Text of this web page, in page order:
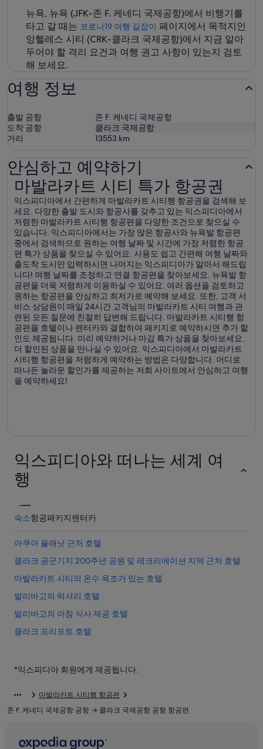
뉴욕, 뉴욕 (JFK-존 F. 케네디 국제공항)에서 비행기를
타고 갈 때는 코로나19 여행 길잡이 페이지에서 목적지인
앙헬레스 시티 (CRK-클라크 국제공항)에서 지금 알아
두어야 할 격리 요건과 여행 권고 사항이 있는지 검토
해 보세요.
여행 정보
출발 공항
존 F. 케네디 국제공항
도착 공항
클라크 국제공항
거리
13553 km
안심하고 예약하기
마발라카트 시티 특가 항공권
익스피디아에서 간편하게 마발라카트 시티행 항공권을 검색해 보
세요. 다양한 출발 도시와 항공사를 갖추고 있는 익스피디아에서
저렴한 마발라카트 시티행 항공편을 다양한 조건으로 찾으실 수
있습니다. 익스피디아에서는 가장 많은 항공사와 뉴욕발 항공편
중에서 검색하므로 원하는 여행 날짜 및 시간에 가장 저렴한 항공
편 특가 상품을 찾으실 수 있어요. 사용도 쉽고 간편해 여행 날짜와
출도착 도시만 입력하시면 나머지는 익스피디아가 알아서 해드립
니다! 여행 날짜를 조정하고 연결 항공편을 찾아보세요. 뉴욕발 항
공편을 더욱 저렴하게 이용하실 수 있어요. 여러 옵션을 검토하고
원하는 항공편을 안심하고 최저가로 예약해 보세요. 또한, 고객 서
비스 상담원이 매일 24시간 고객님의 마발라카트 시티 여행과 관
련된 모든 질문에 친절히 답변해 드립니다. 마발라카트 시티행 항
공편을 호텔이나 렌터카와 결합하여 패키지로 예약하시면 추가 할
인도 제공됩니다. 미리 예약하거나 마감 특가 상품을 찾아보세요.
더 할인된 상품을 만나실 수 있어요. 익스피디아에서 마발라카트
시티행 항공편을 저렴하게 예약하는 방법은 다양합니다. 어디로
떠나든 놀라운 할인가를 제공하는 저희 사이트에서 안심하고 여행
을 예약하세요!
마발라카트 시티 특가 항공권
익스피디아와 떠나는 세계 여
행
숙소항공패키지렌터카
아쿠아 플래닛 근처 호텔
클라크 공군기지 200주년 공원 및 레크리에이션 지역 근처 호텔
마발라카트 시티의 온수 욕조가 있는 호텔
발리바고의 럭셔리 호텔
발리바고의 아침 식사 제공 호텔
클라크 프리포트 호텔
앙헬레스 시티의 발코니가 있는 호텔
마비가 호텔
워킹 스트리트 근처 호텔
*익스피디아 회원에게 제공됩니다.
마발라카트 시티행 항공편
존 F. 케네디 국제공항 공항 → 클라크 국제공항 공항 항공편